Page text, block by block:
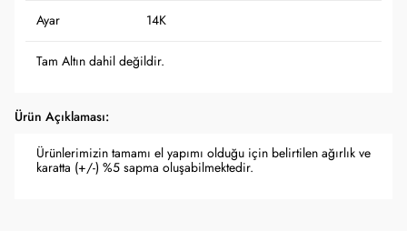
Ayar 14K
Tam Altın dahil değildir.
Ürün Açıklaması:
Ürünlerimizin tamamı el yapımı olduğu için belirtilen ağırlık ve
karatta (+/-) %5 sapma oluşabilmektedir.